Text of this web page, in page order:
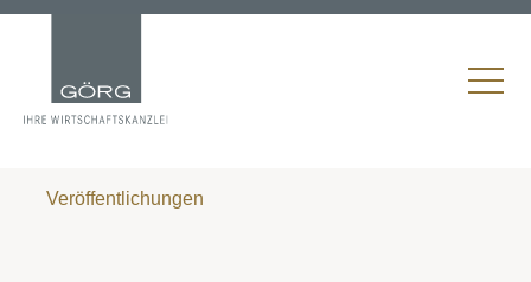
Veröffentlichungen